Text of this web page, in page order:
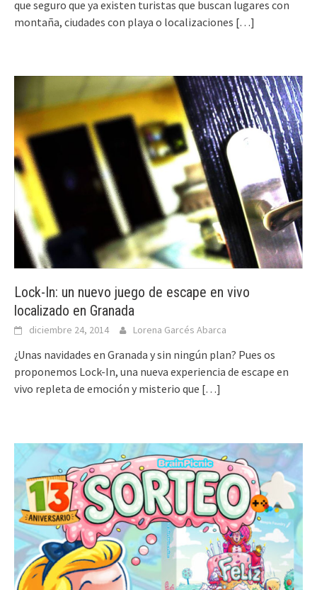
que seguro que ya existen turistas que buscan lugares con
montaña, ciudades con playa o localizaciones […]
Lock-In: un nuevo juego de escape en vivo
localizado en Granada
diciembre 24, 2014 Lorena Garcés Abarca
¿Unas navidades en Granada y sin ningún plan? Pues os
proponemos Lock-In, una nueva experiencia de escape en
vivo repleta de emoción y misterio que […]